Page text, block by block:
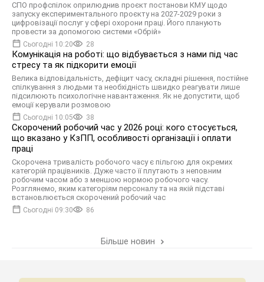
СПО профспілок оприлюднив проєкт постанови КМУ щодо
запуску експериментального проєкту на 2027-2029 роки з
цифровізації послуг у сфері охорони праці. Його планують
провести за допомогою системи «Обрій»
Сьогодні 10:20 28
Комунікація на роботі: що відбувається з нами під час
стресу та як підкорити емоції
Велика відповідальність, дефіцит часу, складні рішення, постійне
спілкування з людьми та необхідність швидко реагувати лише
підсилюють психологічне навантаження. Як не допустити, щоб
емоції керували розмовою
Сьогодні 10:05 38
Скорочений робочий час у 2026 році: кого стосується,
що вказано у КзПП, особливості організації і оплати
праці
Скорочена тривалість робочого часу є пільгою для окремих
категорій працівників. Дуже часто її плутають з неповним
робочим часом або з меншою нормою робочого часу.
Розглянемо, яким категоріям персоналу та на якій підставі
встановлюється скорочений робочий час
Сьогодні 09:30 86
Більше новин